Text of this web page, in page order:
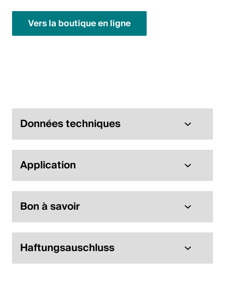
Vers la boutique en ligne
Données techniques
Application
Bon à savoir
Haftungsauschluss